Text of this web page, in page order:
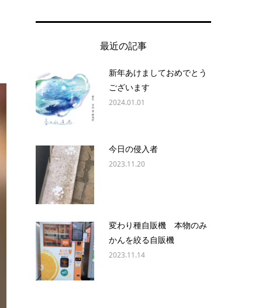
最近の記事
新年あけましておめでとう
ございます
2024.01.01
今日の侵入者
2023.11.20
変わり種自販機 本物のみ
かんを絞る自販機
2023.11.14